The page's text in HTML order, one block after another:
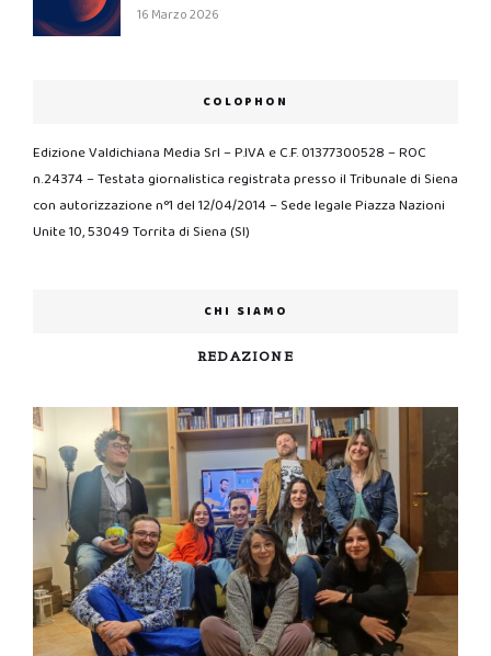
16 Marzo 2026
COLOPHON
Edizione Valdichiana Media Srl – P.IVA e C.F. 01377300528 – ROC
n.24374 – Testata giornalistica registrata presso il Tribunale di Siena
con autorizzazione n°1 del 12/04/2014 – Sede legale Piazza Nazioni
Unite 10, 53049 Torrita di Siena (SI)
CHI SIAMO
REDAZIONE